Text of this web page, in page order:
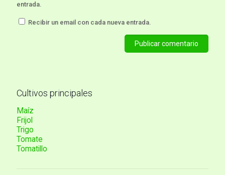
entrada.
Recibir un email con cada nueva entrada.
Cultivos principales
Maíz
Frijol
Trigo
Tomate
Tomatillo